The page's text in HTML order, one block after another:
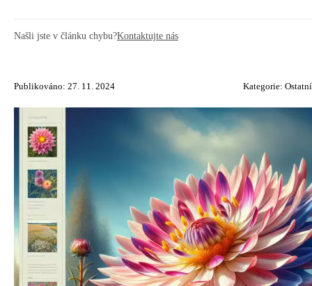
Našli jste v článku chybu?Kontaktujte nás
Publikováno: 27. 11. 2024 Kategorie: Ostatní